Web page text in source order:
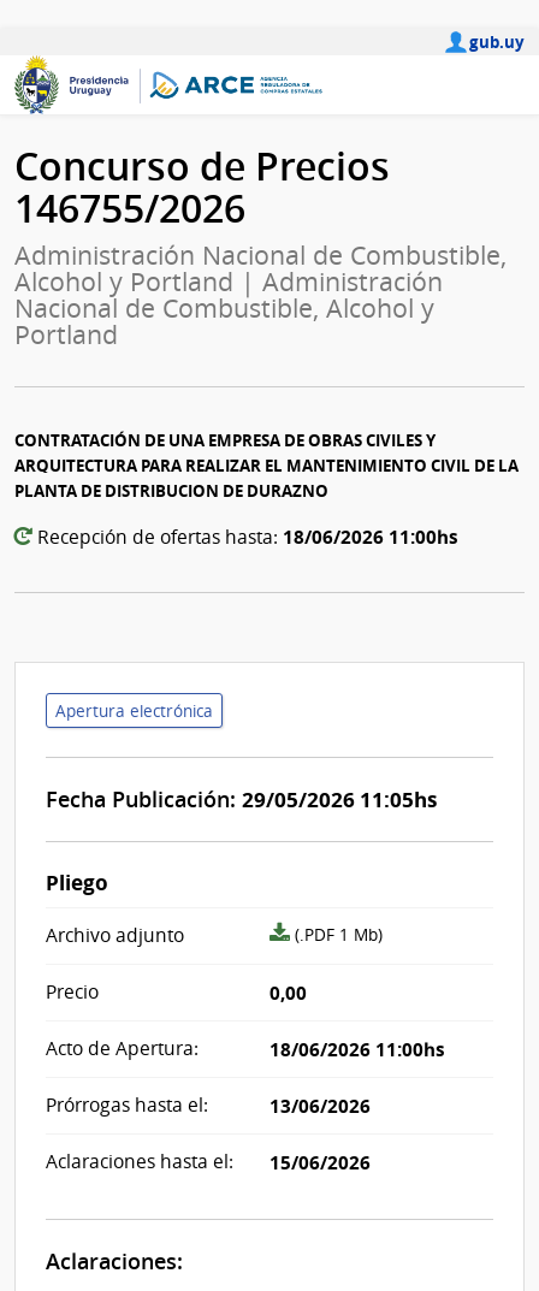
gub.uy
Concurso de Precios
146755/2026
Administración Nacional de Combustible,
Alcohol y Portland | Administración
Nacional de Combustible, Alcohol y
Portland
CONTRATACIÓN DE UNA EMPRESA DE OBRAS CIVILES Y
ARQUITECTURA PARA REALIZAR EL MANTENIMIENTO CIVIL DE LA
PLANTA DE DISTRIBUCION DE DURAZNO
Recepción de ofertas hasta: 18/06/2026 11:00hs
Apertura electrónica
Fecha Publicación: 29/05/2026 11:05hs
Pliego
Archivo adjunto
archivo
(.PDF 1 Mb)
Precio 0,00
Acto de Apertura: 18/06/2026 11:00hs
Prórrogas hasta el: 13/06/2026
Aclaraciones hasta el: 15/06/2026
Aclaraciones: